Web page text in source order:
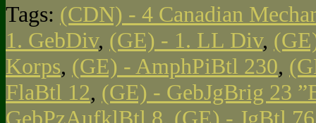
Tags: (CDN) - 4 Canadian
1. GebDiv, (GE) - 1. LL Div,
Korps, (GE) - AmphPiBtl 230,
FlaBtl 12, (GE) - GebJgBrig 23